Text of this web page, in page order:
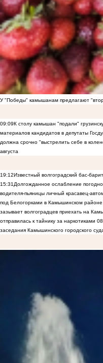
У "Победы" камышанам предлагают
09:09К столу камышан "подали"
материалов кандидатов в депутаты
должна срочно "выстрелить себе в
августа
19:12Известный волгоградский бас-
15:31 Долгожданное ослабление
водителя-пьяницы личный красавец-
под Белогорками в Камышинском районе
зазывает волгоградцев приехать на
отправилась к тайнику за наркотиками
заседания Камышинского городского